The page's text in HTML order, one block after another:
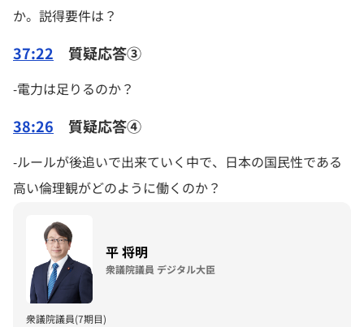
か。説得要件は？
37:22 質疑応答③
-電力は足りるのか？
38:26 質疑応答④
-ルールが後追いで出来ていく中で、日本の国民性である
高い倫理観がどのように働くのか？
平 将明
衆議院議員 デジタル大臣
衆議院議員(7期目)